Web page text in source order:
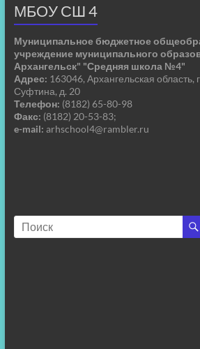
МБОУ СШ 4
Муниципальное бюджетное
учреждение муниципального
Архангельск" "Средняя школа №4"
Адрес: 163046, Архангельская область,
Суфтина, д. 20
Телефон: (8182) 65-80-98
Факс: (8182) 20-53-83;
e-mail: arhschool4@rambler.ru